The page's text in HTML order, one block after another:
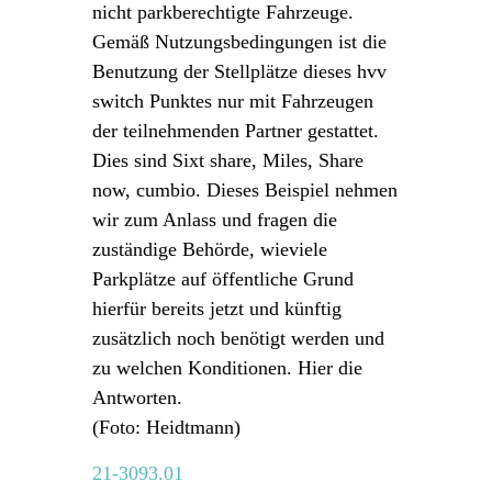
nicht parkberechtigte Fahrzeuge.
Gemäß Nutzungsbedingungen ist die
Benutzung der Stellplätze dieses hvv
switch Punktes nur mit Fahrzeugen
der teilnehmenden Partner gestattet.
Dies sind Sixt share, Miles, Share
now, cumbio. Dieses Beispiel nehmen
wir zum Anlass und fragen die
zuständige Behörde, wieviele
Parkplätze auf öffentliche Grund
hierfür bereits jetzt und künftig
zusätzlich noch benötigt werden und
zu welchen Konditionen. Hier die
Antworten.
(Foto: Heidtmann)
21-3093.01